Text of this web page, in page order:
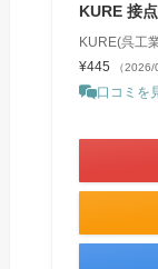
KURE 接
KURE(呉工
¥445
（
口コミを